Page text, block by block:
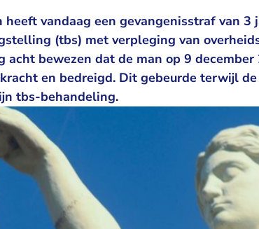
heeft vandaag een gevangenisstraf van
(tbs) met verpleging van
acht bewezen dat de man op 9
en bedreigd. Dit gebeurde terwijl
tbs-behandeling.